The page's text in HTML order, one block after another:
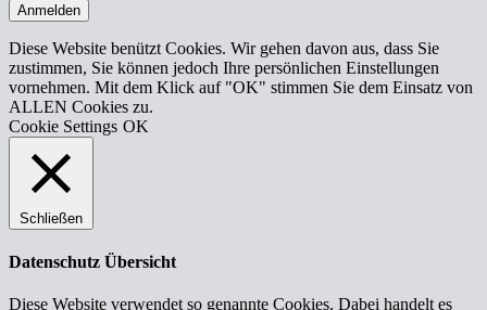
Anmelden
Diese Website benützt Cookies. Wir gehen davon aus, dass Sie
zustimmen, Sie können jedoch Ihre persönlichen Einstellungen
vornehmen. Mit dem Klick auf "OK" stimmen Sie dem Einsatz von
ALLEN Cookies zu.
Cookie Settings OK
Schließen
Datenschutz Übersicht
Diese Website verwendet so genannte Cookies. Dabei handelt es